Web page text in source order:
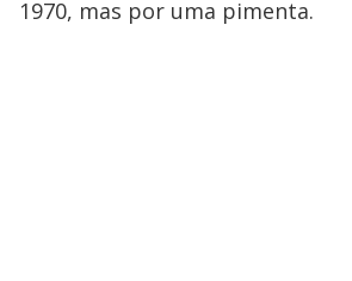
1970, mas por uma pimenta.